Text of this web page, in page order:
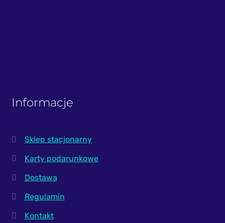
Informacje
Sklep stacjonarny
Karty podarunkowe
Dostawa
Regulamin
Kontakt